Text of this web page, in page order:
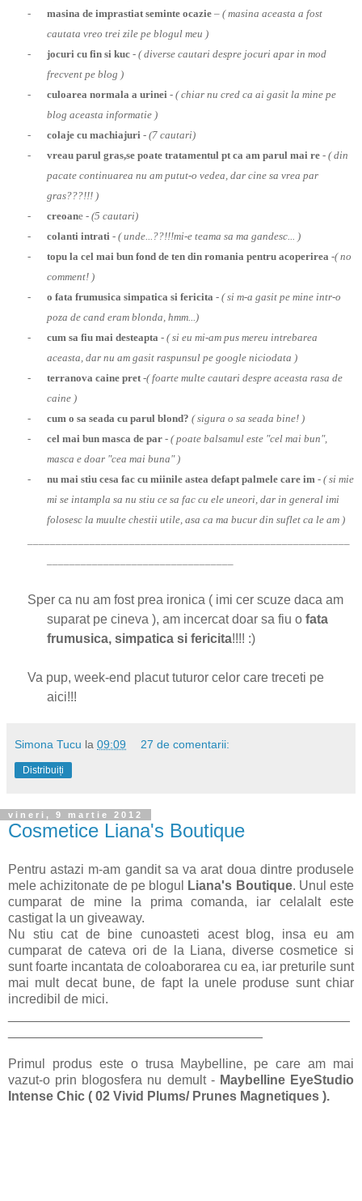
-
masina de imprastiat seminte ocazie – ( masina aceasta a fost
cautata vreo trei zile pe blogul meu )
-
jocuri cu fin si kuc - ( diverse cautari despre jocuri apar in mod
frecvent pe blog )
-
culoarea normala a urinei - ( chiar nu cred ca ai gasit la mine pe
blog aceasta informatie )
-
colaje cu machiajuri - (7 cautari)
-
vreau parul gras,se poate tratamentul pt ca am parul mai re - ( din
pacate continuarea nu am putut-o vedea, dar cine sa vrea par
gras???!!! )
-
creoane - (5 cautari)
-
colanti intrati - ( unde...??!!!mi-e teama sa ma gandesc... )
-
topu la cel mai bun fond de ten din romania pentru acoperirea -( no
comment! )
-
o fata frumusica simpatica si fericita - ( si m-a gasit pe mine intr-o
poza de cand eram blonda, hmm...)
-
cum sa fiu mai desteapta - ( si eu mi-am pus mereu intrebarea
aceasta, dar nu am gasit raspunsul pe google niciodata )
-
terranova caine pret -( foarte multe cautari despre aceasta rasa de
caine )
-
cum o sa seada cu parul blond? ( sigura o sa seada bine! )
-
cel mai bun masca de par - ( poate balsamul este "cel mai bun",
masca e doar "cea mai buna" )
-
nu mai stiu cesa fac cu miinile astea defapt palmele care im - ( si mie
mi se intampla sa nu stiu ce sa fac cu ele uneori, dar in general imi
folosesc la muulte chestii utile, asa ca ma bucur din suflet ca le am )
Sper ca nu am fost prea ironica ( imi cer scuze daca am
suparat pe cineva ), am incercat doar sa fiu o fata
frumusica, simpatica si fericita!!!! :)
Va pup, week-end placut tuturor celor care treceti pe
aici!!!
Simona Tucu la 09:09 27 de comentarii:
Distribuiți
vineri, 9 martie 2012
Cosmetice Liana's Boutique
Pentru astazi m-am gandit sa va arat doua dintre produsele
mele achizitonate de pe blogul
Liana's Boutique. Unul este
cumparat de mine la prima comanda, iar celalalt este
castigat la un giveaway.
Nu stiu cat de bine cunoasteti acest blog, insa eu am
cumparat de cateva ori de la Liana, diverse cosmetice si
sunt foarte incantata de coloaborarea cu ea, iar preturile sunt
mai mult decat bune, de fapt la unele produse sunt chiar
incredibil de mici.
Primul produs este o trusa Maybelline, pe care am mai
vazut-o prin blogosfera nu demult -Maybelline EyeStudio
Intense Chic ( 02 Vivid Plums/ Prunes Magnetiques ).